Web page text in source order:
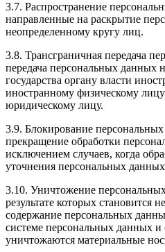
3.7. Распространение
направленные на раскрытие
неопределенному кругу лиц.
3.8. Трансграничная передача
передача персональных данных
государства органу власти
иностранному физическому
юридическому лицу.
3.9. Блокирование
прекращение обработки
исключением случаев, когда
уточнения персональных
3.10. Уничтожение
результате которых становится
содержание персональных
системе персональных данных и
уничтожаются материальные